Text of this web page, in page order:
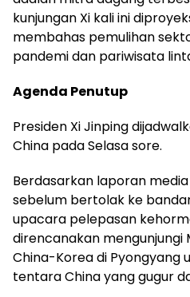
kunjungan Xi kali ini
membahas pemulihan
pandemi dan pariwisata
Agenda Penutup
Presiden Xi Jinping
China pada Selasa sore.
Berdasarkan laporan
sebelum bertolak ke
upacara pelepasan
direncanakan mengunjungi
China-Korea di Pyongyang
tentara China yang gugur